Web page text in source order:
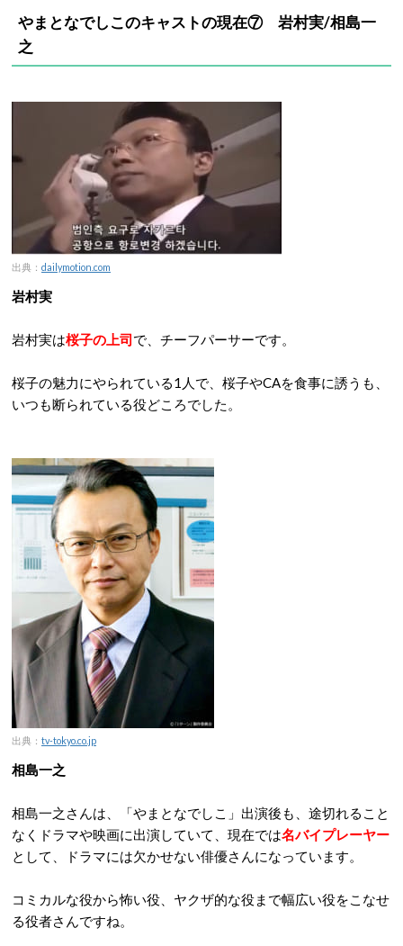
やまとなでしこのキャストの現在⑦ 岩村実/相島一
之
出典： dailymotion.com
岩村実
岩村実は桜子の上司で、チーフパーサーです。
桜子の魅力にやられている1人で、桜子やCAを食事に誘うも、
いつも断られている役どころでした。
出典： tv-tokyo.co.jp
相島一之
相島一之さんは、「やまとなでしこ」出演後も、途切れること
なくドラマや映画に出演していて、現在では名バイプレーヤー
として、ドラマには欠かせない俳優さんになっています。
コミカルな役から怖い役、ヤクザ的な役まで幅広い役をこなせ
る役者さんですね。